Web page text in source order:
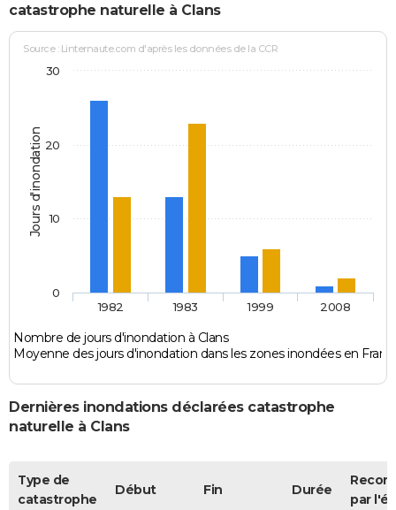
catastrophe naturelle à Clans
Jours d'inondation
Source : Linternaute.com d'après les données de la CCR
Nombre de jours d'inondation à Clans
Moyenne des jours d'inondation dans les zones inondées en
1982 1983 1999 2008
0
10
20
30
Dernières inondations déclarées catastrophe
naturelle à Clans
Type de
catastrophe
Début Fin Durée
par